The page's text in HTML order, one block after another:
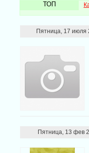
ТОП
Пятница, 17 июля
Пятница, 13 фев